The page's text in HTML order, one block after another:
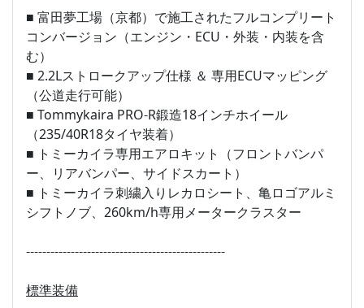
■ 富田夢工場（京都）で施工されたフルコンプリート
コンバージョン（エンジン・ECU・外装・内装を含
む）
■ 2.2Lストロークアップ仕様 ＆ 専用ECUマッピング
（公道走行可能）
■ Tommykaira PRO-R鍛造18インチホイール
（235/40R18タイヤ装着）
■ トミーカイラ専用エアロキット（フロントバンパ
ー、リアバンパー、サイドスカート）
■ トミーカイラ刺繍入りレカロシート、亀ロゴアルミ
シフトノブ、260km/h専用メータークラスター
-------------------------------------------------
標準装備